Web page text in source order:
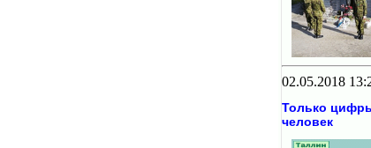
02.05.2018
Только
человек